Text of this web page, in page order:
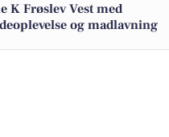
K Frøslev Vest med
og madlavning